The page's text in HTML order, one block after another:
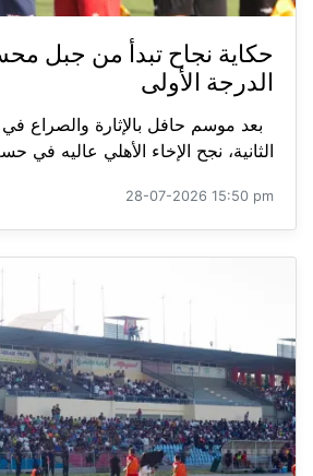
حكاية نجاح تبدأ من جبل
الدرجة الأولى
بعد موسم حافل بالإثارة والصراع
الثانية، نجح الإخاء الأهلي عاليه في
28-07-2026 15:50 pm